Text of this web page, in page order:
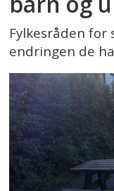
Fylkesråden
endringen de